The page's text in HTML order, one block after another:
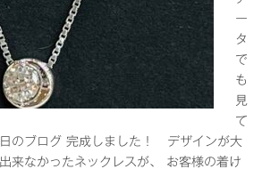
ー
タ
で
も
見
て
のブログ 完成しました！ デザインが大
来なかったネックレスが、 お客様の着け